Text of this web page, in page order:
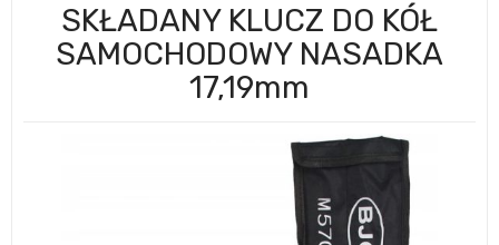
SKŁADANY KLUCZ DO KÓŁ
SAMOCHODOWY NASADKA
17,19mm